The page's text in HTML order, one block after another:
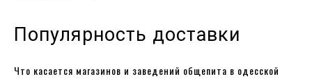
Популярность доставки
Что касается магазинов и заведений общепита в одесской